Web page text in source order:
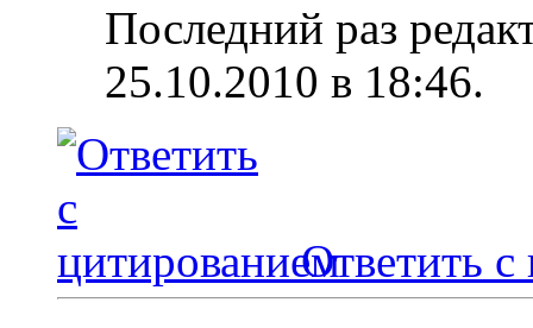
Последний раз
25.10.2010 в 18:46.
Ответить с